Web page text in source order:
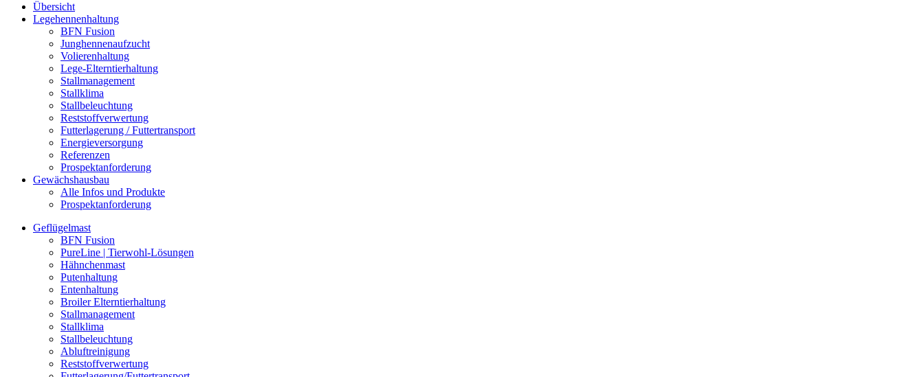
Übersicht
Legehennenhaltung
BFN Fusion
Junghennenaufzucht
Volierenhaltung
Lege-Elterntierhaltung
Stallmanagement
Stallklima
Stallbeleuchtung
Reststoffverwertung
Futterlagerung / Futtertransport
Energieversorgung
Referenzen
Prospektanforderung
Gewächshausbau
Alle Infos und Produkte
Prospektanforderung
Geflügelmast
BFN Fusion
PureLine | Tierwohl-Lösungen
Hähnchenmast
Putenhaltung
Entenhaltung
Broiler Elterntierhaltung
Stallmanagement
Stallklima
Stallbeleuchtung
Abluftreinigung
Reststoffverwertung